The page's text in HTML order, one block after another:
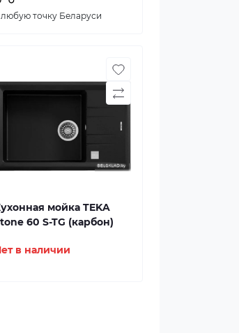
любую точку Беларуси
мойка TEKA
60 S-TG (карбон)
в наличии